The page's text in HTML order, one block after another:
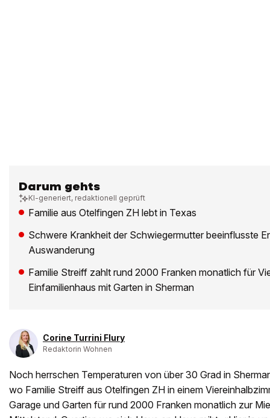
Darum gehts
KI-generiert, redaktionell geprüft
Familie aus Otelfingen ZH lebt in Texas
Schwere Krankheit der Schwiegermutter beeinflusste
Auswanderung
Familie Streiff zahlt rund 2000 Franken monatlich für
Einfamilienhaus mit Garten in Sherman
Corine Turrini Flury
Redaktorin Wohnen
Noch herrschen Temperaturen von über 30 Grad in
wo Familie Streiff aus Otelfingen ZH in einem
Garage und Garten für rund 2000 Franken monatlich zur